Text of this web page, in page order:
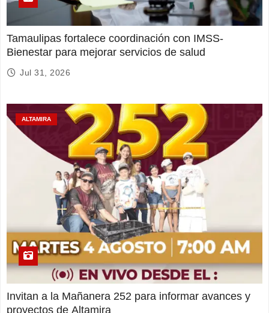
Tamaulipas fortalece coordinación con IMSS-
Bienestar para mejorar servicios de salud
Jul 31, 2026
ALTAMIRA
Invitan a la Mañanera 252 para informar avances y
proyectos de Altamira